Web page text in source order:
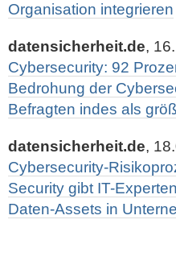
Organisation integrieren
datensicherheit.de,
Cybersecurity: 92
Bedrohung der
Befragten indes als
datensicherheit.de,
Cybersecurity-
Security gibt IT-
Daten-Assets in